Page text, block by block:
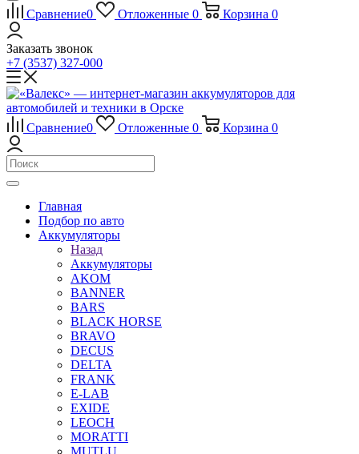
Сравнение0 Отложенные 0 Корзина 0
Заказать звонок
+7 (3537) 327-000
Сравнение0 Отложенные 0 Корзина 0
Главная
Подбор по авто
Аккумуляторы
Назад
Аккумуляторы
AKOM
BANNER
BARS
BLACK HORSE
BRAVO
DECUS
DELTA
FRANK
E-LAB
EXIDE
LEOCH
MORATTI
MUTLU